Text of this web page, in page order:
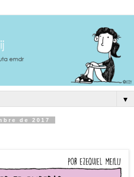
▼
de 2017